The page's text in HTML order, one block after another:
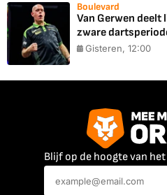
Boulevard
Van Gerwen
zware
Gisteren, 12:00
Blijf op de hoogte van